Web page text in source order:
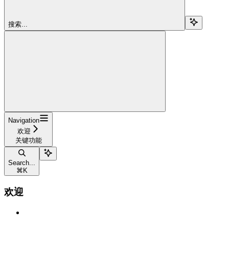
搜索...
Navigation
欢迎
关键功能
Search...
⌘ K
欢迎